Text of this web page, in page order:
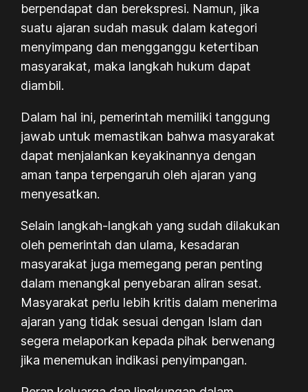
berpendapat dan berekspresi. Namun, jika
suatu ajaran sudah masuk dalam kategori
menyimpang dan mengganggu ketertiban
masyarakat, maka langkah hukum dapat
diambil.
Dalam hal ini, pemerintah memiliki tanggung
jawab untuk memastikan bahwa masyarakat
dapat menjalankan keyakinannya dengan
aman tanpa terpengaruh oleh ajaran yang
menyesatkan.
Selain langkah-langkah yang sudah dilakukan
oleh pemerintah dan ulama, kesadaran
masyarakat juga memegang peran penting
dalam menangkal penyebaran aliran sesat.
Masyarakat perlu lebih kritis dalam menerima
ajaran yang tidak sesuai dengan Islam dan
segera melaporkan kepada pihak berwenang
jika menemukan indikasi penyimpangan.